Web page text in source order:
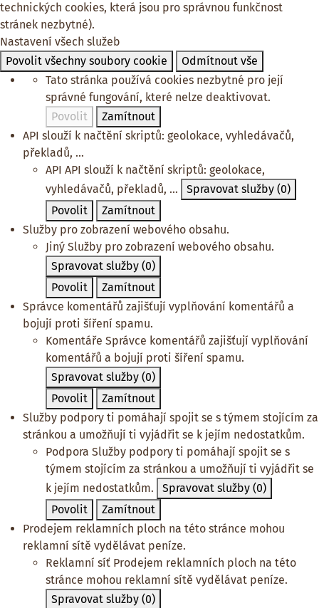
technických cookies, která jsou pro správnou funkčnost
stránek nezbytné).
Nastavení všech služeb
Povolit všechny soubory cookie
Odmítnout vše
Tato stránka používá cookies nezbytné pro její
správné fungování, které nelze deaktivovat.
Povolit
Zamítnout
API slouží k načtění skriptů: geolokace, vyhledávačů,
překladů, ...
API API slouží k načtění skriptů: geolokace,
vyhledávačů, překladů, ...
Spravovat služby (0)
Povolit
Zamítnout
Služby pro zobrazení webového obsahu.
Jiný Služby pro zobrazení webového obsahu.
Spravovat služby (0)
Povolit
Zamítnout
Správce komentářů zajišťují vyplňování komentářů a
bojují proti šíření spamu.
Komentáře Správce komentářů zajišťují vyplňování
komentářů a bojují proti šíření spamu.
Spravovat služby (0)
Povolit
Zamítnout
Služby podpory ti pomáhají spojit se s týmem stojícím za
stránkou a umožňují ti vyjádřit se k jejím nedostatkům.
Podpora Služby podpory ti pomáhají spojit se s
týmem stojícím za stránkou a umožňují ti vyjádřit se
k jejím nedostatkům.
Spravovat služby (0)
Povolit
Zamítnout
Prodejem reklamních ploch na této stránce mohou
reklamní sítě vydělávat peníze.
Reklamní síť Prodejem reklamních ploch na této
stránce mohou reklamní sítě vydělávat peníze.
Spravovat služby (0)